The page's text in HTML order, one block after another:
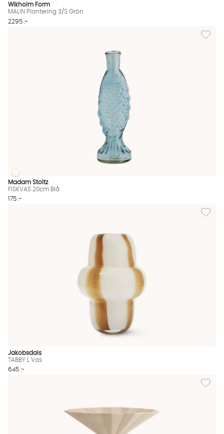
Wikholm Form
MALIN Plantering 3/S Grön
2295 :-
Lägg
FISKVAS 20cm Blå Finns även i dessa färger:
FISKVAS 20cm Blå
Madam Stoltz
FISKVAS 20cm Blå
175 :-
Lägg till
Jakobsdals
TABBY L Vas
645 :-
Lägg